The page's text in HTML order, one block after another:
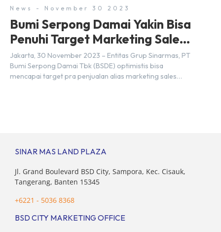
News - November 30 2023
Bumi Serpong Damai Yakin Bisa
Penuhi Target Marketing Sales
Tahun 2023
Jakarta, 30 November 2023 – Entitas Grup Sinarmas, PT
Bumi Serpong Damai Tbk (BSDE) optimistis bisa
mencapai target pra penjualan alias marketing sales
SINAR MAS LAND PLAZA
Jl. Grand Boulevard BSD City, Sampora, Kec. Cisauk,
Tangerang, Banten 15345
+6221 - 5036 8368
BSD CITY MARKETING OFFICE